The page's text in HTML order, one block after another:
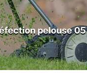
pelouse 05